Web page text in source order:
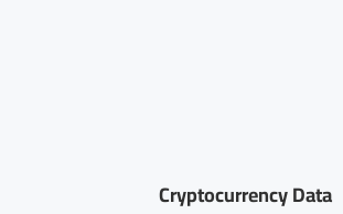
Cryptocurrency Data